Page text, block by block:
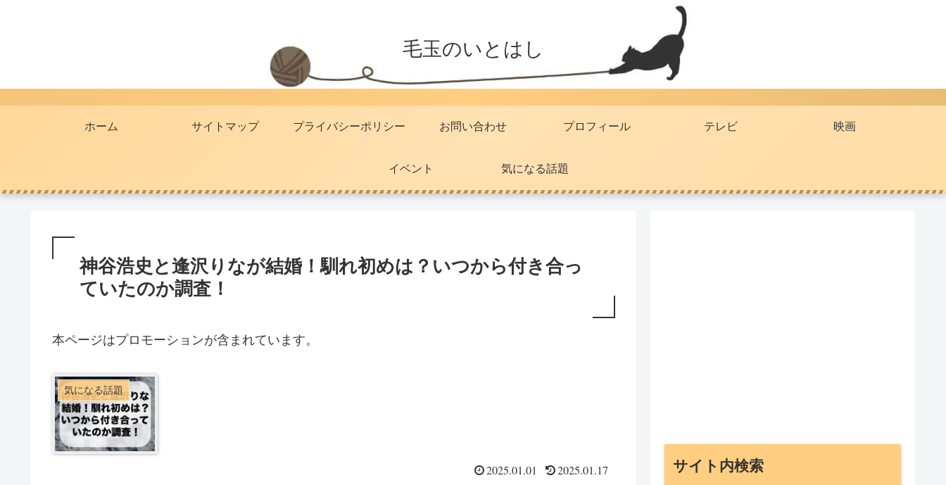
毛玉のいとはし
ホーム サイトマップ プライバシーポリシー お問い合わせ プロフィール テレビ 映画
イベント 気になる話題
神谷浩史と逢沢りなが結婚！馴れ初めは？いつから付き合っ
ていたのか調査！
本ページはプロモーションが含まれています。
気になる話題
2025.01.01 2025.01.17 サイト内検索